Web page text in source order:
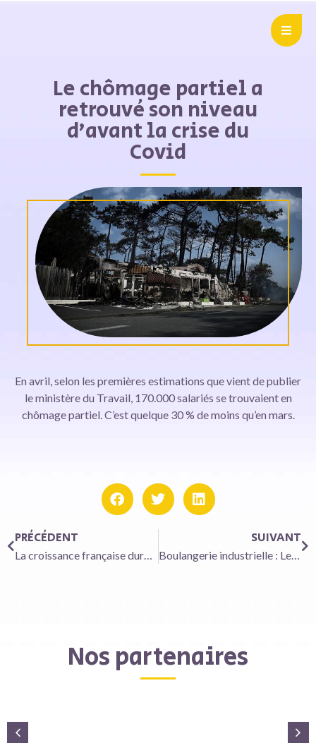
Le chômage partiel a
retrouvé son niveau
d’avant la crise du
Covid
En avril, selon les premières estimations que vient de publier
le ministère du Travail, 170.000 salariés se trouvaient en
chômage partiel. C’est quelque 30 % de moins qu’en mars.
PRÉCÉDENT
La croissance française durablement affectée par la crise énergétique
SUIVANT
Boulangerie industrielle : Le Duff conforte sa branche américaine
Nos partenaires